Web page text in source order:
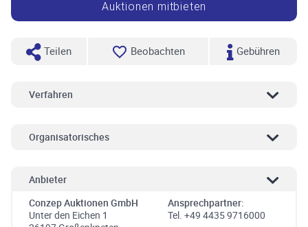
Auktionen mitbieten
Teilen Beobachten Gebühren
Verfahren
Organisatorisches
Anbieter
Conzep Auktionen GmbH
Unter den Eichen 1
Ansprechpartner:
Tel. +49 4435 9716000